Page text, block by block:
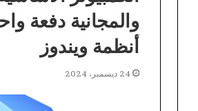
والمجانية دفعة
أنظمة ويندوز
24 ديسمبر، 2024